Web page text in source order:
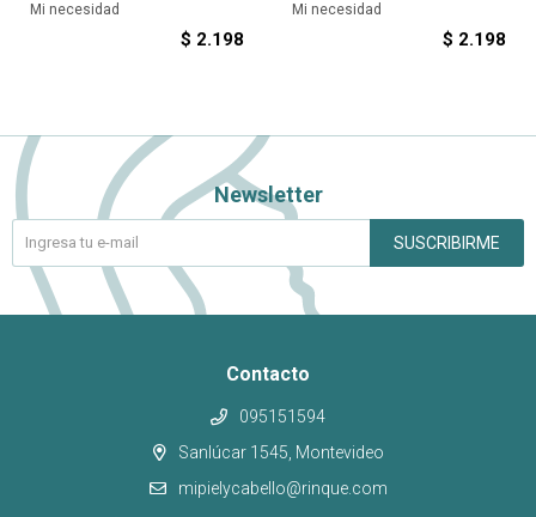
Mi necesidad
$ 2.198
Mi necesidad
$ 2.198
Contacto
095151594
Sanlúcar 1545, Montevideo
mipielycabello@rinque.com
Newsletter
SUSCRIBIRME